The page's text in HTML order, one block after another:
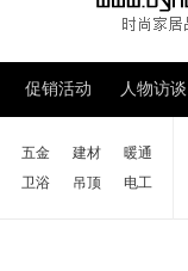
促销活动 人物访谈
五金 建材
暖通
卫浴 吊顶 电工